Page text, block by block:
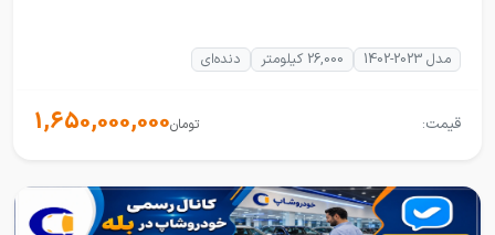
مدل 2023-1402 26,000 کیلومتر دنده‌ای
قیمت: 1,650,000,000تومان